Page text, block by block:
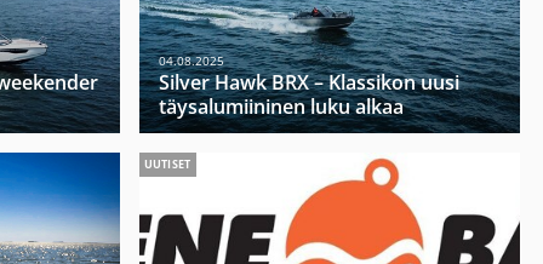
04.08.2025
Silver Hawk BRX – Klassikon uusi
täysalumiininen luku alkaa
UUTISET